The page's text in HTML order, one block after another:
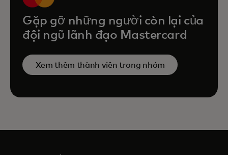
Gặp gỡ những người còn lại của
đội ngũ lãnh đạo Mastercard
Xem thêm thành viên trong nhóm